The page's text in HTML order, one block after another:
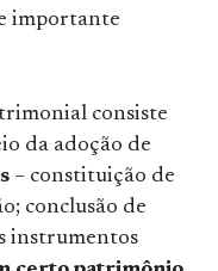
importante
consiste
da adoção de
– constituição de
conclusão de
instrumentos